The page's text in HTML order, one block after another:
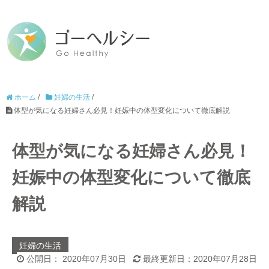
ホーム / 妊婦の生活 /
体型が気になる妊婦さん必見！妊娠中の体型変化について徹底解説
体型が気になる妊婦さん必見！
妊娠中の体型変化について徹底
解説
妊婦の生活
公開日： 2020年07月30日
最終更新日：2020年07月28日